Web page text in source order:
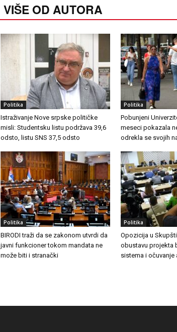
VIŠE OD AUTORA
Politika
Istraživanje Nove srpske političke
misli: Studentsku listu podržava 39,6
odsto, listu SNS 37,5 odsto
Politika
Pobunjeni
meseci pokazala
odrekla se svojih
Politika
BIRODI traži da se zakonom utvrdi da
javni funkcioner tokom mandata ne
može biti i stranački
Politika
Opozicija u
obustavu projekta
sistema i očuvanje